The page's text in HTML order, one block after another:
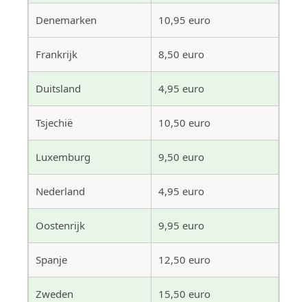
Denemarken 10,95 euro
Frankrijk 8,50 euro
Duitsland 4,95 euro
Tsjechië 10,50 euro
Luxemburg 9,50 euro
Nederland 4,95 euro
Oostenrijk 9,95 euro
Spanje 12,50 euro
Zweden 15,50 euro